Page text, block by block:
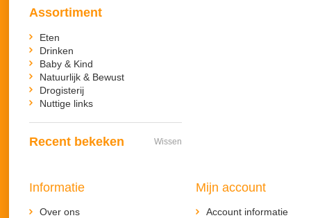
Assortiment
Eten
Drinken
Baby & Kind
Natuurlijk & Bewust
Drogisterij
Nuttige links
Recent bekeken Wissen
Informatie
Over ons
Mijn account
Account informatie